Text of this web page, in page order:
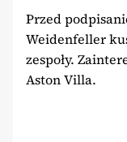
Przed
Weidenfeller
zespoły.
Aston Villa.